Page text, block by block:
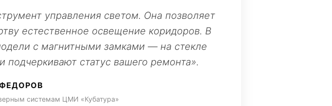
управления светом. Она позволяет
естественное освещение коридоров. В
с магнитными замками — на стекле
статус вашего ремонта».
системам ЦМИ «Кубатура»